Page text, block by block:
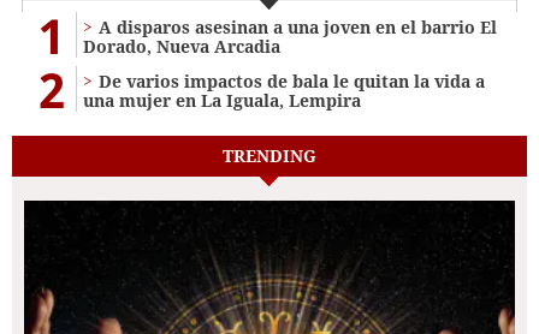
1
A disparos asesinan a una joven en el barrio El
Dorado, Nueva Arcadia
2
De varios impactos de bala le quitan la vida a
una mujer en La Iguala, Lempira
TRENDING